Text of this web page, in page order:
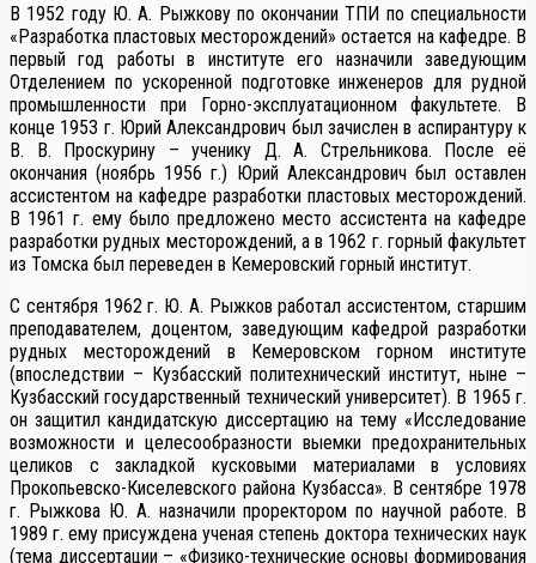
В 1952 году Ю. А. Рыжкову по окончании ТПИ по специальности
«Разработка пластовых месторождений» остается на кафедре. В
первый год работы в институте его назначили заведующим
Отделением по ускоренной подготовке инженеров для рудной
промышленности при Горно-эксплуатационном факультете. В
конце 1953 г. Юрий Александрович был зачислен в аспирантуру к
В. В. Проскурину – ученику Д. А. Стрельникова. После её
окончания (ноябрь 1956 г.) Юрий Александрович был оставлен
ассистентом на кафедре разработки пластовых месторождений.
В 1961 г. ему было предложено место ассистента на кафедре
разработки рудных месторождений, а в 1962 г. горный факультет
из Томска был переведен в Кемеровский горный институт.
С сентября 1962 г. Ю. А. Рыжков работал ассистентом, старшим
преподавателем, доцентом, заведующим кафедрой разработки
рудных месторождений в Кемеровском горном институте
(впоследствии – Кузбасский политехнический институт, ныне –
Кузбасский государственный технический университет). В 1965 г.
он защитил кандидатскую диссертацию на тему «Исследование
возможности и целесообразности выемки предохранительных
целиков с закладкой кусковыми материалами в условиях
Прокопьевско-Киселевского района Кузбасса». В сентябре 1978
г. Рыжкова Ю. А. назначили проректором по научной работе. В
1989 г. ему присуждена ученая степень доктора технических наук
(тема диссертации – «Физико-технические основы формирования